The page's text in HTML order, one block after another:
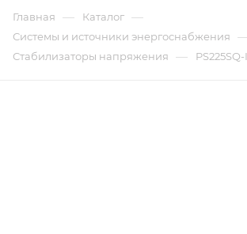
Главная — Каталог —
Системы и источники энергоснабжения
Стабилизаторы напряжения —